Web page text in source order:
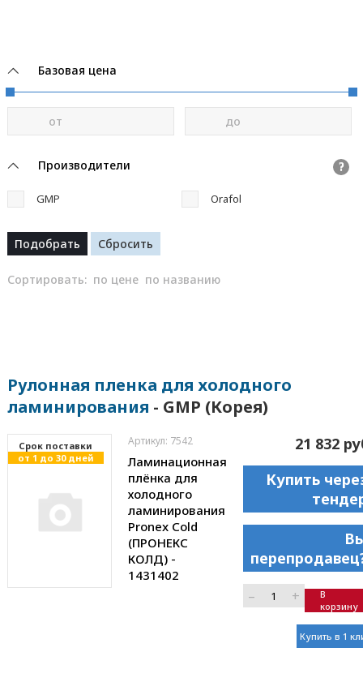
Базовая цена
от до
Производители ?
GMP Orafol
Сортировать: по цене по названию
Рулонная пленка для холодного
ламинирования - GMP (Корея)
Cрок поставки
от 1 до 30 дней
Артикул: 7542
Ламинационная
плёнка для
холодного
ламинирования
Pronex Cold
(ПРОНЕКС
КОЛД) -
1431402
21 832
Купить
– +
В
корзину
Купить в 1